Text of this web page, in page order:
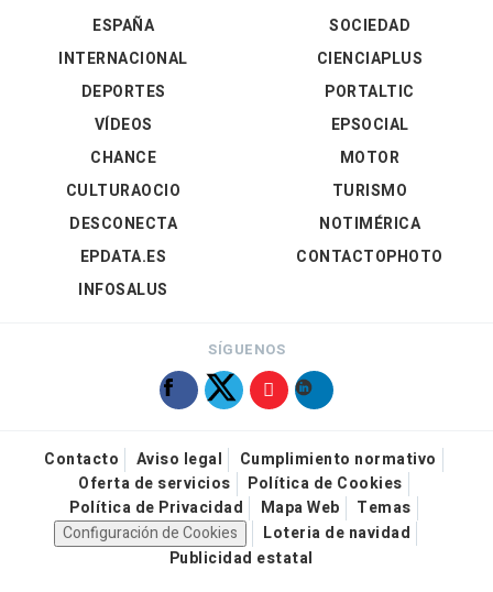
ESPAÑA
INTERNACIONAL
DEPORTES
VÍDEOS
SOCIEDAD
CIENCIAPLUS
PORTALTIC
EPSOCIAL
CHANCE
CULTURAOCIO
DESCONECTA
EPDATA.ES
INFOSALUS
MOTOR
TURISMO
NOTIMÉRICA
CONTACTOPHOTO
SÍGUENOS
Contacto Aviso legal
Cumplimiento normativo
Oferta de servicios
Política de Cookies
Política de Privacidad
Mapa Web
Temas
Configuración de Cookies
Loteria de navidad
Publicidad estatal